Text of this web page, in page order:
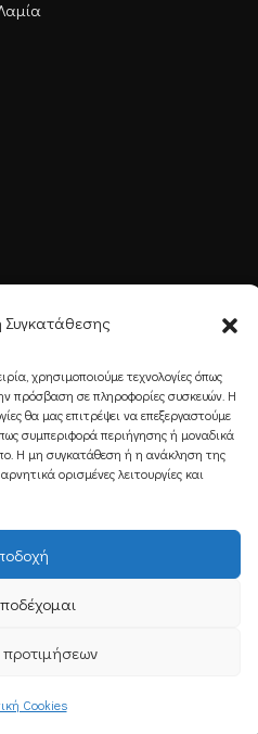
Συγκατάθεσης
χρησιμοποιούμε τεχνολογίες όπως
πρόσβαση σε πληροφορίες συσκευών. Η
θα μας επιτρέψει να επεξεργαστούμε
συμπεριφορά περιήγησης ή μοναδικά
Η μη συγκατάθεση ή η ανάκληση της
ορισμένες λειτουργίες και
Cookies
μας
byKnowledge A.E.